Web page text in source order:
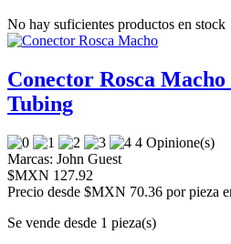
No hay suficientes productos en stock
Conector Rosca
Tubing
4 Opinione(s)
Marcas: John Guest
$MXN 127.92
Precio desde $MXN 70.36 por pieza
Se vende desde 1 pieza(s)